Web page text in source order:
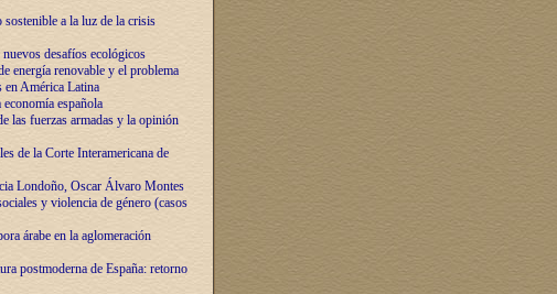
a la luz de la crisis
desafíos ecológicos
energía renovable y el problema
en América Latina
española
las fuerzas armadas y la opinión
de la Corte Interamericana de
Londoño, Oscar Álvaro Montes
y violencia de género (casos
árabe en la aglomeración
postmoderna de España: retorno